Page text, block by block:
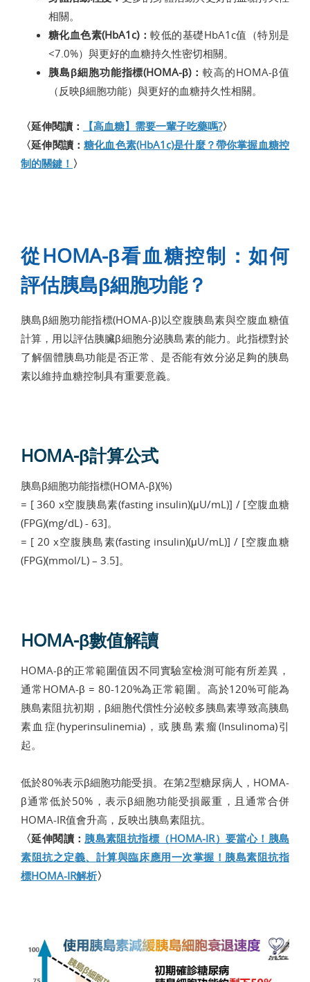
相關。
糖化血色素(HbA1c)：較低的基礎HbA1c值（特別是
<7.0%）與更好的血糖持久性密切相關。
胰島β細胞功能指標(HOMA-β)：較高的HOMA-β值
（反映β細胞功能）與更好的血糖持久性相關。
〈延伸閱讀： 【高血糖】需要一輩子吃藥嗎?〉
〈延伸閱讀：糖化血色素(HbA1c)是什麼？帶你掌握血糖控
制的關鍵！ 〉
從HOMA-β看血糖控制：如何
評估胰島β細胞功能？
胰島β細胞功能指標(HOMA-β)以空腹胰島素與空腹血糖值
計算，用以評估胰臟β細胞分泌胰島素的能力。此指標對於
了解個體胰島功能是否正常、是否能有效分泌足夠的胰島
素以維持血糖控制具有重要意義。
HOMA-β計算公式
胰島β細胞功能指標(HOMA-β)(%)
= [ 360 x空腹胰島素(fasting insulin)(μU/mL)] / [空腹血糖
(FPG)(mg/dL) - 63]。
= [ 20 x空腹胰島素(fasting insulin)(μU/mL)] / [空腹血糖
(FPG)(mmol/L) – 3.5]。
HOMA-β數值解讀
HOMA-β的正常範圍值因不同實驗室檢測可能有所差異，
通常HOMA-β = 80-120%為正常範圍。高於120%可能為
胰島素阻抗初期，β細胞代償性分泌較多胰島素導致高胰島
素血症(hyperinsulinemia)，或胰島素瘤(Insulinoma)引
起。
低於80%表示β細胞功能受損。在第2型糖尿病人，HOMA-
β通常低於50%，表示β細胞功能受損嚴重，且通常合併
HOMA-IR值會升高，反映出胰島素阻抗。
〈延伸閱讀： 胰島素阻抗指標（HOMA-IR）要當心！胰島
素阻抗之定義、計算與臨床應用一次掌握！胰島素阻抗指
標HOMA-IR解析〉